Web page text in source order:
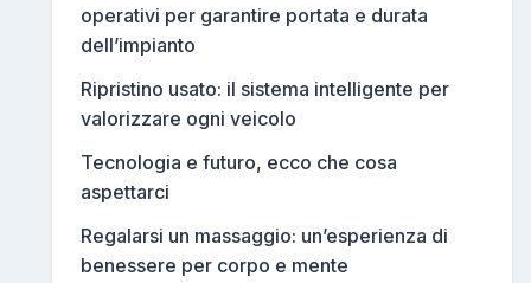
operativi per garantire portata e durata
dell’impianto
Ripristino usato: il sistema intelligente per
valorizzare ogni veicolo
Tecnologia e futuro, ecco che cosa
aspettarci
Regalarsi un massaggio: un’esperienza di
benessere per corpo e mente